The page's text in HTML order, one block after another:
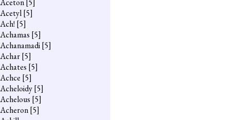
Aceton[5]
Acetyl[5]
Ach! [5]
Achamas [5]
Achanamadi[5]
Achar[5]
Achates [5]
Achce [5]
Acheloidy[5]
Achelous [5]
Acheron[5]